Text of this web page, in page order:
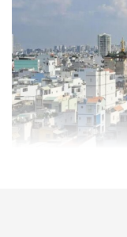
Phường Thủ